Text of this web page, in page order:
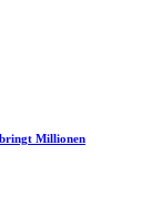
Millionen